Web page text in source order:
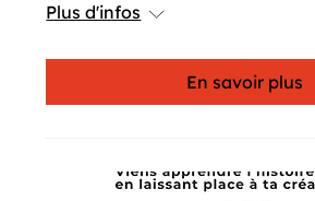
Plus d'infos
En savoir plus